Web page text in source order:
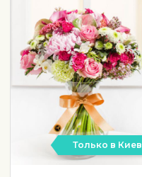
Только в Киев